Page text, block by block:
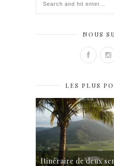
NOUS
LES PLUS
Itinéraire de deux